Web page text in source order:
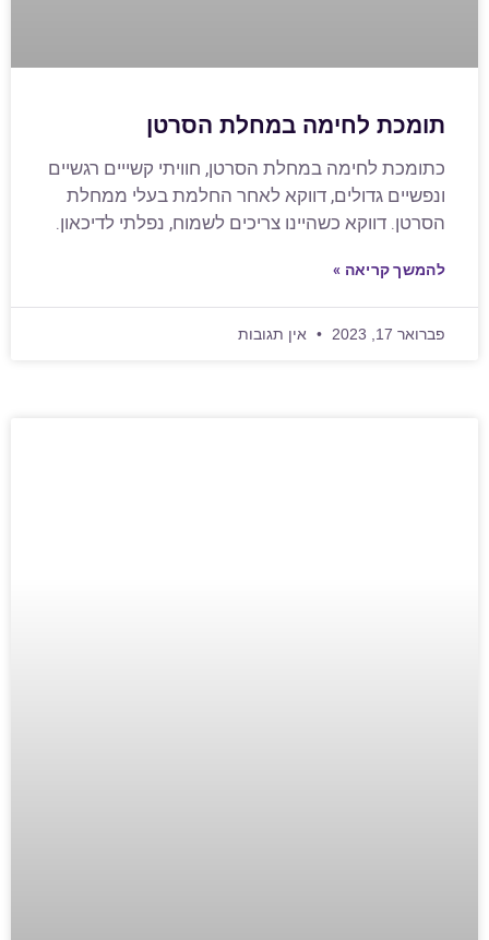
תומכת לחימה במחלת הסרטן
כתומכת לחימה במחלת הסרטן, חוויתי קשייים רגשיים
ונפשיים גדולים, דווקא לאחר החלמת בעלי ממחלת
הסרטן. דווקא כשהיינו צריכים לשמוח, נפלתי לדיכאון.
להמשך קריאה »
פברואר 17, 2023 אין תגובות